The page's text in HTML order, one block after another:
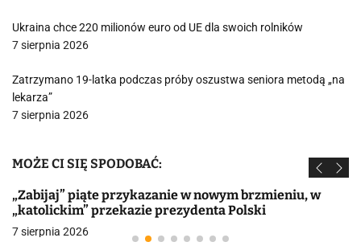
Ukraina chce 220 milionów euro od UE dla swoich rolników
7 sierpnia 2026
Zatrzymano 19-latka podczas próby oszustwa seniora metodą „na
lekarza”
7 sierpnia 2026
MOŻE CI SIĘ SPODOBAĆ:
„Zabijaj” piąte przykazanie w nowym brzmieniu, w
„katolickim” przekazie prezydenta Polski
7 sierpnia 2026